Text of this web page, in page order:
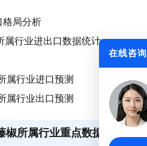
格局分析
行业进出口数据统计
行业进口预测
行业出口预测
所属行业重点数据解析
在线咨询